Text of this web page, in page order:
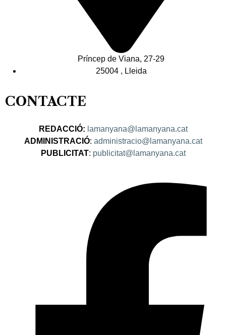
Príncep de Viana, 27-29
25004 , Lleida
CONTACTE
REDACCIÓ: lamanyana@lamanyana.cat
ADMINISTRACIÓ: administracio@lamanyana.cat
PUBLICITAT: publicitat@lamanyana.cat